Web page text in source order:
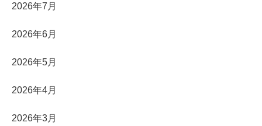
2026年7月
2026年6月
2026年5月
2026年4月
2026年3月